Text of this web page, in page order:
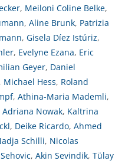
, Meiloni Coline Belke,
, Aline Brunk, Patrizia
, Gisela Díez Istúriz,
, Evelyne Ezana, Eric
Geyer, Daniel
, Michael Hess, Roland
, Athina-Maria Mademli,
Adriana Nowak, Kaltrina
, Deike Ricardo, Ahmed
Schilli, Nicolas
, Akin Sevindik, Tülay